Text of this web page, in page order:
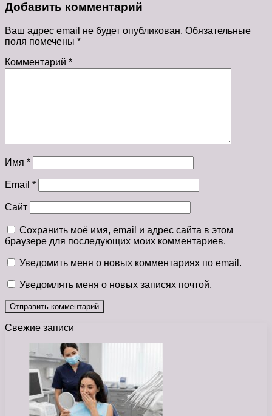
Добавить комментарий
Ваш адрес email не будет опубликован. Обязательные
поля помечены *
Комментарий *
Имя *
Email *
Сайт
Сохранить моё имя, email и адрес сайта в этом
браузере для последующих моих комментариев.
Уведомить меня о новых комментариях по email.
Уведомлять меня о новых записях почтой.
Свежие записи